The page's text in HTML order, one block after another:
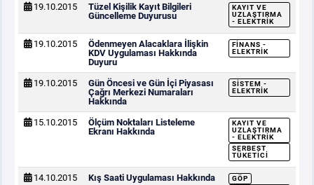
19.10.2015
Tüzel Kişilik Kayıt Bilgileri
Güncelleme Duyurusu
KAYIT VE
UZLAŞTIRMA
- ELEKTRIK
19.10.2015
Ödenmeyen Alacaklara İlişkin
KDV Uygulaması Hakkında
Duyuru
FINANS -
ELEKTRIK
19.10.2015
Gün Öncesi ve Gün İçi Piyasası
Çağrı Merkezi Numaraları
Hakkında
SISTEM -
ELEKTRIK
15.10.2015
Ölçüm Noktaları Listeleme
Ekranı Hakkında
KAYIT VE
UZLAŞTIRMA
- ELEKTRIK
SERBEST
TÜKETICI
14.10.2015 Kış Saati Uygulaması Hakkında
GÖP